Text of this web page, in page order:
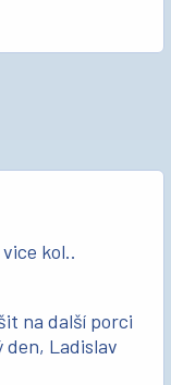
kol..
na další porci
den, Ladislav